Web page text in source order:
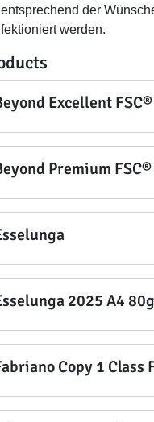
der
werden.
Excellent
Premium
2025 A4 80g
Copy 1 Class